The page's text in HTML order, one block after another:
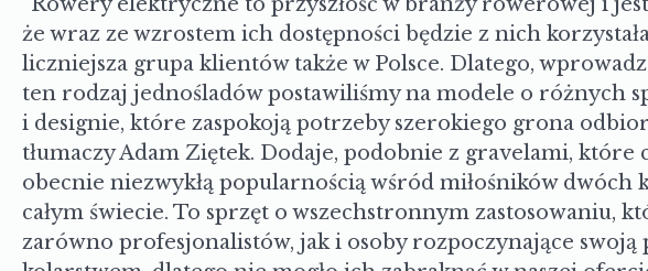
“Rowery elektryczne to przyszłość w branży rowerowej i
że wraz ze wzrostem ich dostępności będzie z nich
liczniejsza grupa klientów także w Polsce. Dlatego,
ten rodzaj jednośladów postawiliśmy na modele o różnych
i designie, które zaspokoją potrzeby szerokiego grona
tłumaczy Adam Ziętek. Dodaje, podobnie z gravelami, które
obecnie niezwykłą popularnością wśród miłośników dwóch
całym świecie. To sprzęt o wszechstronnym zastosowaniu,
zarówno profesjonalistów, jak i osoby rozpoczynające swoją